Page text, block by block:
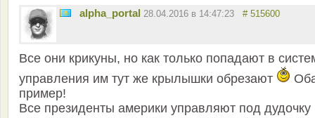
alpha_portal 28.04.2016 в 14:47:23 # 515600
Все они крикуны, но как только попадают в
управления им тут же крылышки обрезают
пример!
Все президенты америки управляют под дудочку